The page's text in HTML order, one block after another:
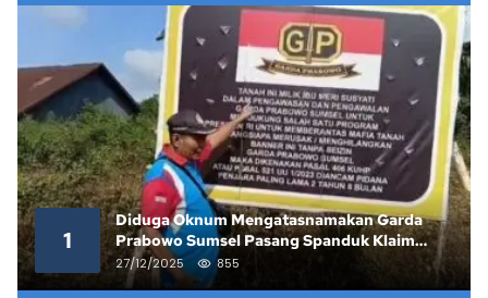
1
Diduga Oknum Mengatasnamakan Garda
Prabowo Sumsel Pasang Spanduk Klaim
Lahan yang Telah Diputus Pengadilan
27/12/2025 855